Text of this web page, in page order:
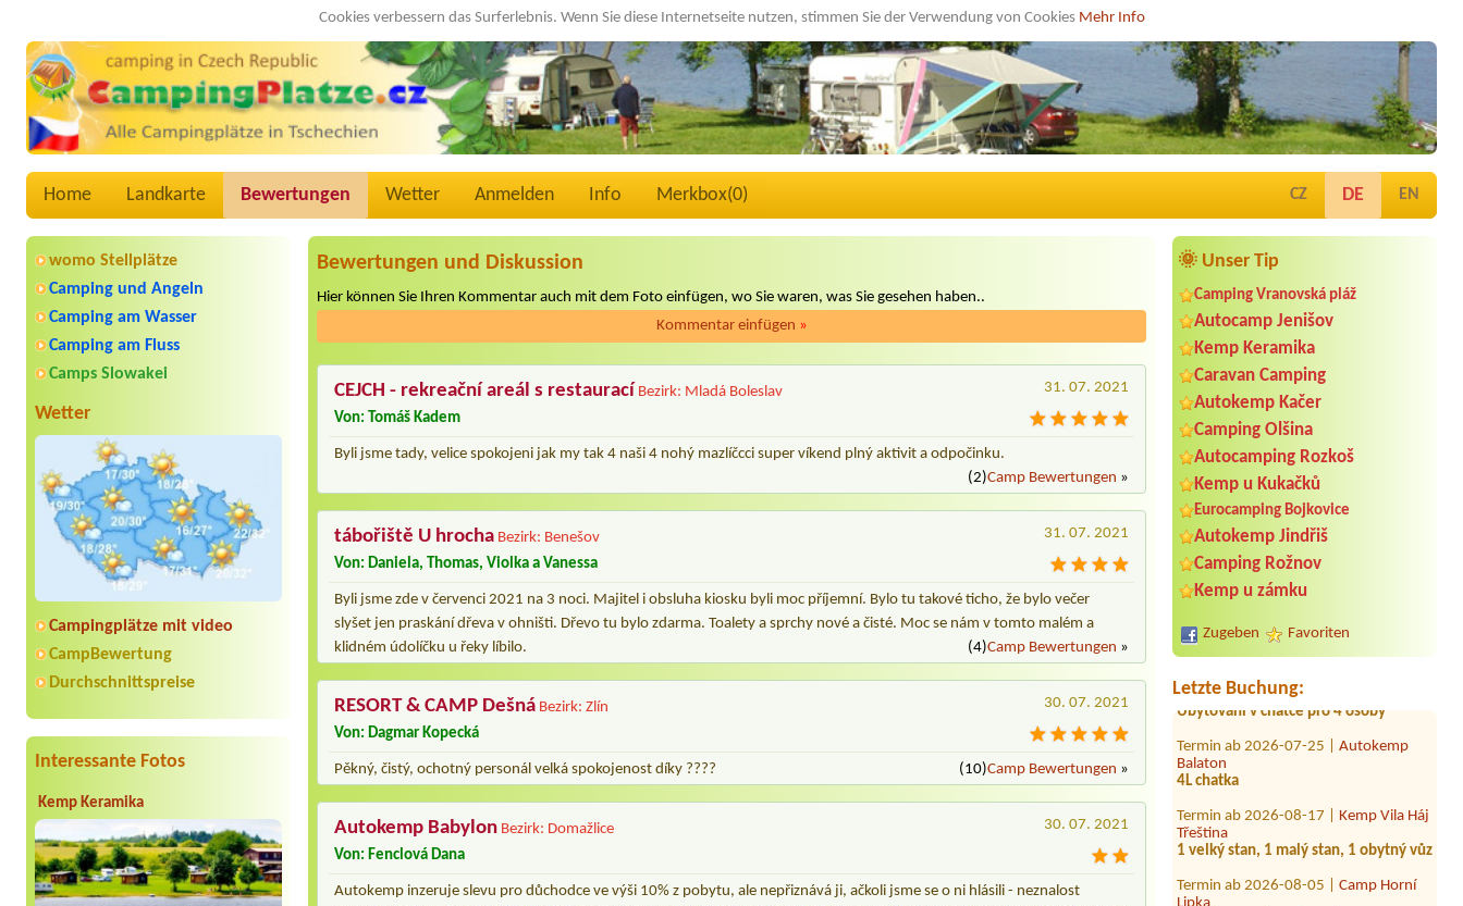
Cookies verbessern das Surferlebnis. Wenn Sie diese Internetseite nutzen, stimmen Sie der Verwendung von Cookies Mehr Info
Home Landkarte Bewertungen Wetter Anmelden Info Merkbox(0) CZ DE EN
womo Stellplätze
Camping und Angeln
Camping am Wasser
Camping am Fluss
Camps Slowakei
Wetter
Campingplätze mit video
CampBewertung
Durchschnittspreise
Interessante Fotos
Kemp Keramika
🌞 Unser Tip
Camping Vranovská pláž
Autocamp Jenišov
Kemp Keramika
Caravan Camping
Autokemp Kačer
Camping Olšina
Autocamping Rozkoš
Kemp u Kukačků
Eurocamping Bojkovice
Autokemp Jindřiš
Camping Rožnov
Kemp u zámku
Zugeben Favoriten
Letzte Buchung:
Termin ab 2026-08-03 |
Park Camp
Termin ab 2026-08-13 |
Ubytování v chatce pro 4 osoby
Termin ab 2026-07-25 |Autokemp
Balaton
4L chatka
Termin ab 2026-08-17 |
Třeština
1 velký stan, 1 malý stan, 1 obytný vůz
Termin ab 2026-08-05 |Camp Horní
1 misto pro stan + 2 osoby
Bewertungen und Diskussion
Hier können Sie Ihren Kommentar auch mit dem Foto einfügen, wo Sie waren, was Sie gesehen haben..
Kommentar einfügen »
CEJCH - rekreační areál s restaurací Bezirk: Mladá Boleslav
31. 07. 2021
Von: Tomáš Kadem
Byli jsme tady, velice spokojeni jak my tak 4 naši 4 nohý mazlíčcci super víkend plný aktivit a odpočinku.
(2)Camp Bewertungen »
tábořiště U hrocha Bezirk: Benešov
31. 07. 2021
Von: Daniela, Thomas, Violka a Vanessa
Byli jsme zde v červenci 2021 na 3 noci. Majitel i obsluha kiosku byli moc příjemní. Bylo tu takové ticho, že bylo večer
slyšet jen praskání dřeva v ohništi. Dřevo tu bylo zdarma. Toalety a sprchy nové a čisté. Moc se nám v tomto malém a
klidném údolíčku u řeky líbilo.
(4)Camp Bewertungen »
RESORT & CAMP Dešná Bezirk: Zlín
30. 07. 2021
Von: Dagmar Kopecká
Pěkný, čistý, ochotný personál velká spokojenost díky ???? (10)Camp Bewertungen »
Autokemp Babylon Bezirk: Domažlice
30. 07. 2021
Von: Fenclová Dana
Autokemp inzeruje slevu pro důchodce ve výši 10% z pobytu, ale nepřiznává ji, ačkoli jsme se o ni hlásili - neznalost